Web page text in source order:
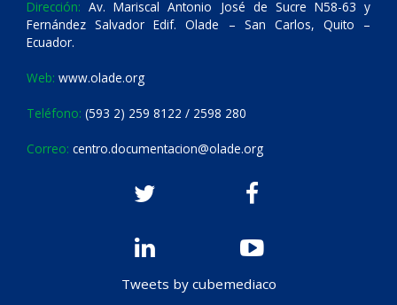
Dirección: Av. Mariscal Antonio José de Sucre N58-63 y
Fernández Salvador Edif. Olade – San Carlos, Quito –
Ecuador.
Web: www.olade.org
Teléfono: (593 2) 259 8122 / 2598 280
Correo: centro.documentacion@olade.org
Tweets by cubemediaco